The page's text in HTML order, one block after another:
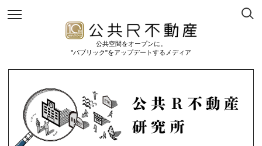
公共空間をオープンに。
"パブリック"をアップデートするメディア